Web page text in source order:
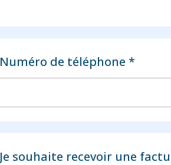
Numéro de téléphone *
Je souhaite recevoir une